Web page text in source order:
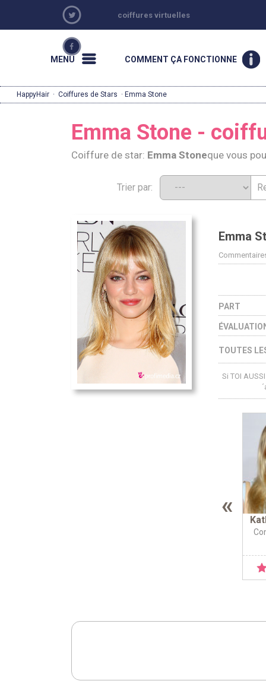
coiffures virtuelles
MENU COMMENT ÇA FONCTIONNE
HappyHair · Coiffures de Stars · Emma Stone
Emma Stone -
Coiffure de star: Emma Stoneque vous
Trier par:
Emma
PART
TOUTES
Si TOI
«